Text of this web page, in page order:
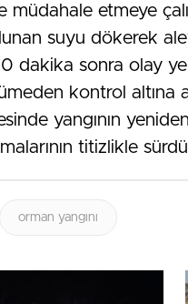
etmeye
suyu dökerek
dakika sonra olay
kontrol altına
yangının
titizlikle
orman yangını